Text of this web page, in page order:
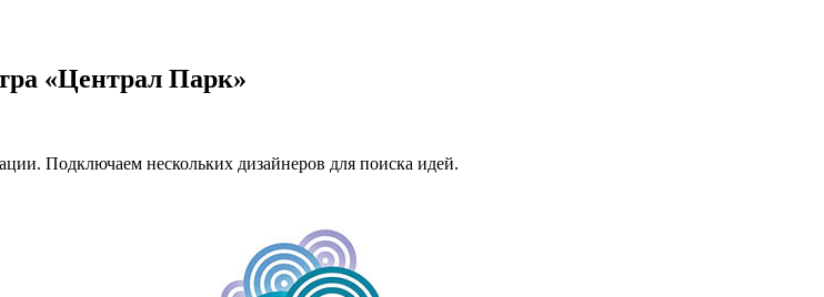
«Централ Парк»
Подключаем нескольких дизайнеров для поиска идей.